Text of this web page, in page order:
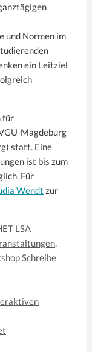
und Normen im
ein Leitziel
für
Magdeburg
statt. Eine
ist bis zum
Für
Wendt zur
LSA
,
Schreibe